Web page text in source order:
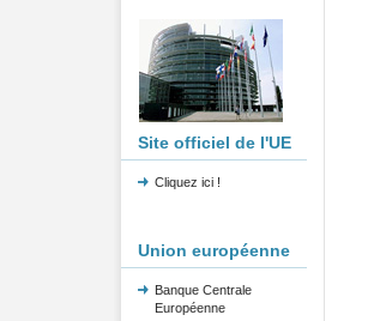
Site officiel de l'UE
Cliquez ici !
Union européenne
Banque Centrale
Européenne